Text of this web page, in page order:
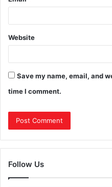
Website
Save my name, email, and
time I comment.
Follow Us